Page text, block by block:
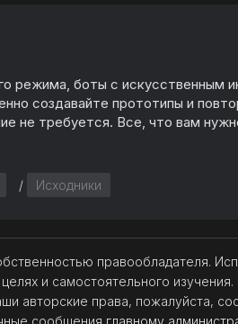
режима, боты с искусственным
создавайте прототипы и
не требуется. Все, что вам
/ Исходники
правообладателя.
и самостоятельного
авторские права, пожалуйста,
сообщения главному